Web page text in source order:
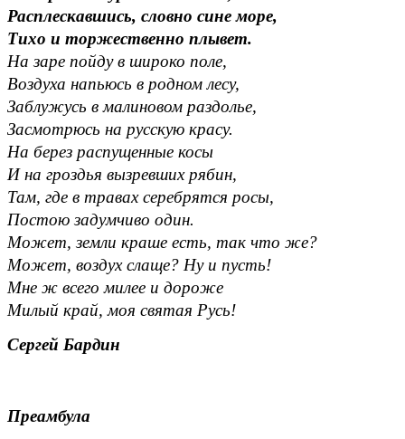
Расплескавшись, словно сине море,
Тихо и торжественно плывет.
На заре пойду в широко поле,
Воздуха напьюсь в родном лесу,
Заблужусь в малиновом раздолье,
Засмотрюсь на русскую красу.
На берез распущенные косы
И на гроздья вызревших рябин,
Там, где в травах серебрятся росы,
Постою задумчиво один.
Может, земли краше есть, так что же?
Может, воздух слаще? Ну и пусть!
Мне ж всего милее и дороже
Милый край, моя святая Русь!
Сергей Бардин
Преамбула